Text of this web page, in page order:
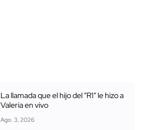
La llamada que el hijo del "R1" le hizo a
Valeria en vivo
Ago. 3, 2026